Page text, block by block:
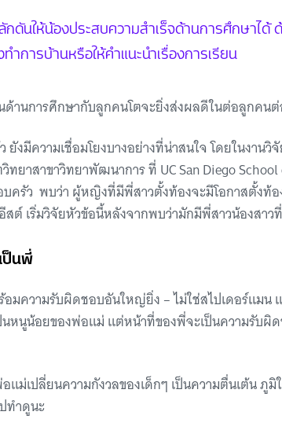
ดันให้น้องประสบความสำเร็จด้านการศึกษาได้
ำการบ้านหรือให้คำแนะนำเรื่องการเรียน
ด้านการศึกษากับลูกคนโตจะยิ่งส่งผลดีในต่อลูกคนต่
งมีความเชื่อมโยงบางอย่างที่น่าสนใจ โดยในงานวิ
ทยาสาขาวิทยาพัฒนาการ ที่ UC San Diego
ครัว พบว่า ผู้หญิงที่มีพี่สาวตั้งท้องจะมีโอกาสตั้งท้อ
สต์ เริ่มวิจัยหัวข้อนี้หลังจากพบว่ามักมีพี่สาวน้องสา
ป็นพี่
ความรับผิดชอบอันใหญ่ยิ่ง – ไม่ใช่สไปเดอร์แมน แ
นหนูน้อยของพ่อแม่ แต่หน้าที่ของพี่จะเป็นความรับผิ
แม่เปลี่ยนความกังวลของเด็กๆ เป็นความตื่นเต้น ภู
ทำดูนะ